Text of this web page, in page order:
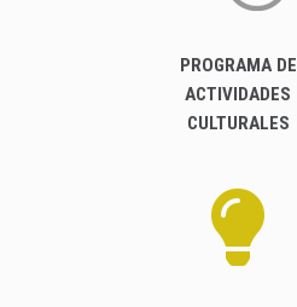
PROGRAMA DE
ACTIVIDADES
CULTURALES